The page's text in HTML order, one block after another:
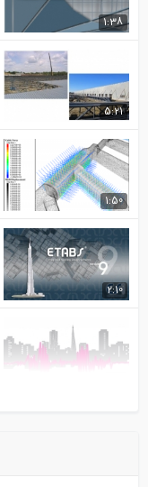
1:38
5:21
1:50
2:10